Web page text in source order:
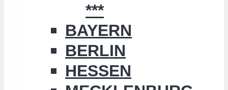
***
BAYERN
BERLIN
HESSEN